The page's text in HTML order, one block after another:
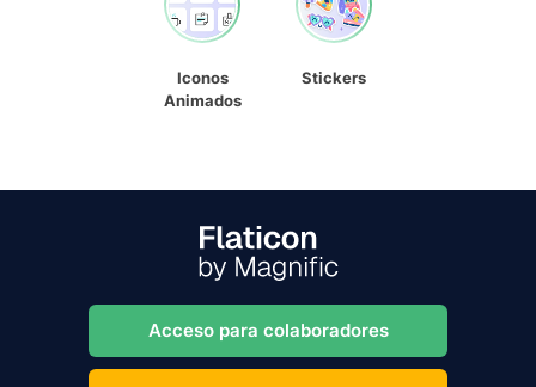
Iconos
Animados
Stickers
Acceso para colaboradores